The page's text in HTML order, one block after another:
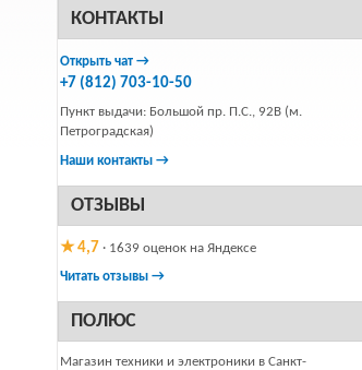
КОНТАКТЫ
Открыть чат →
+7 (812) 703-10-50
Пункт выдачи: Большой пр. П.С., 92В (м.
Петроградская)
Наши контакты →
ОТЗЫВЫ
★ 4,7 · 1639 оценок на Яндексе
Читать отзывы →
ПОЛЮС
Магазин техники и электроники в Санкт-